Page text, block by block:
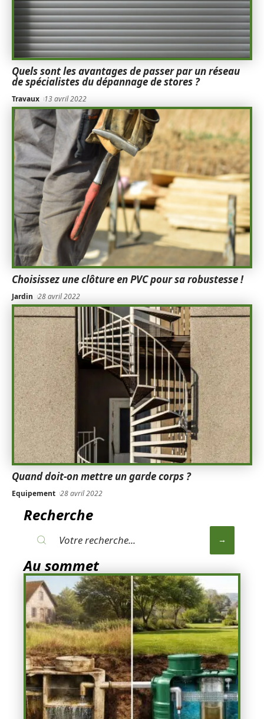
Quels sont les avantages de passer par un réseau
de spécialistes du dépannage de stores ?
Travaux 13 avril 2022
Choisissez une clôture en PVC pour sa robustesse !
Jardin 28 avril 2022
Quand doit-on mettre un garde corps ?
Equipement 28 avril 2022
Recherche
Au sommet